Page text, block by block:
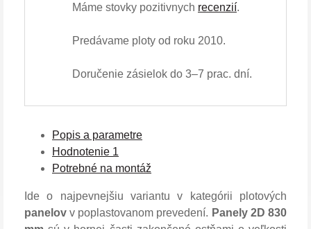
Máme stovky pozitivnych recenzií.
Predávame ploty od roku 2010.
Doručenie zásielok do 3–7 prac. dní.
Popis a parametre
Hodnotenie 1
Potrebné na montáž
Ide o najpevnejšiu variantu v kategórii plotových
panelovv poplastovanom prevedení. Panely 2D 830